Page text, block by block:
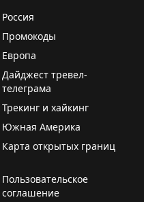
устоять перед
потерям и
Mileage May Vary
виды: озера и леса
— выбирайте
малые города
спешите — США
если оставить
Россия
Промокоды
Европа
Дайджест тревел-
телеграма
Трекинг и хайкинг
Южная Америка
Карта открытых границ
Пользовательское
соглашение